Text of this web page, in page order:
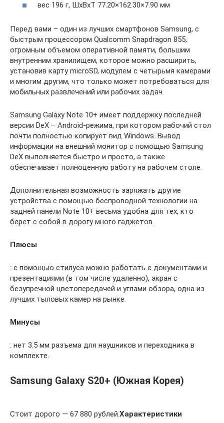
вес 196 г, ШxВxТ 77.20×162.30×7.90 мм
Перед вами – один из лучших смартфонов Samsung, с
быстрым процессором Qualcomm Snapdragon 855,
огромным объемом оперативной памяти, большим
внутренним хранилищем, которое можно расширить,
установив карту microSD, модулем с четырьмя камерами
и многим другим, что только может потребоваться для
мобильных развлечений или рабочих задач.
Samsung Galaxy Note 10+ имеет поддержку последней
версии DeX – Android-режима, при котором рабочий стол
почти полностью копирует вид Windows. Вывод
информации на внешний монитор с помощью Samsung
DeX выполняется быстро и просто, а также
обеспечивает полноценную работу на рабочем столе.
Дополнительная возможность заряжать другие
устройства с помощью беспроводной технологии на
задней панели Note 10+ весьма удобна для тех, кто
берет с собой в дорогу много гаджетов.
Плюсы
: с помощью стилуса можно работать с документами и
презентациями (в том числе удаленно), экран с
безупречной цветопередачей и углами обзора, одна из
лучших тыловых камер на рынке.
Минусы
: нет 3.5 мм разъема для наушников и переходника в
комплекте.
Samsung Galaxy S20+ (Южная Корея)
Стоит дорого — 67 880 рублей.Характеристики